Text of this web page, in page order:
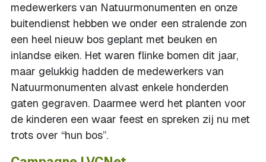
medewerkers van Natuurmonumenten en onze
buitendienst hebben we onder een stralende zon
een heel nieuw bos geplant met beuken en
inlandse eiken. Het waren flinke bomen dit jaar,
maar gelukkig hadden de medewerkers van
Natuurmonumenten alvast enkele honderden
gaten gegraven. Daarmee werd het planten voor
de kinderen een waar feest en spreken zij nu met
trots over “hun bos”.